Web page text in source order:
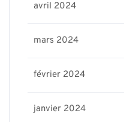
avril 2024
mars 2024
février 2024
janvier 2024